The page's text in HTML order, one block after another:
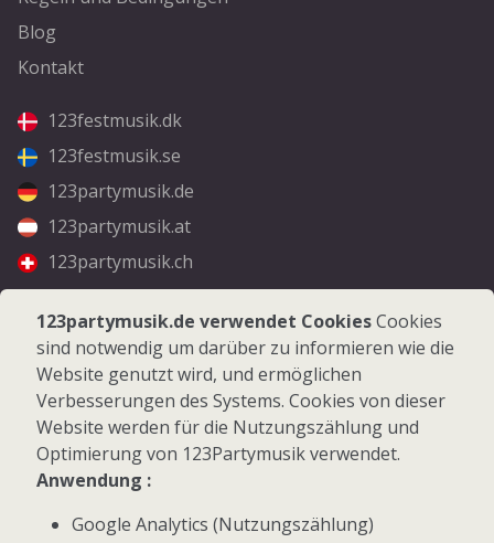
Blog
Kontakt
123festmusik.dk
123festmusik.se
123partymusik.de
123partymusik.at
123partymusik.ch
Folgen Sie uns
Facebook
Instagram
© 2026 123Partymusik.de - Alle Rechte vorbehalten
123partymusik.de verwendet CookiesCookies
sind notwendig um darüber zu informieren wie die
Website genutzt wird, und ermöglichen
Verbesserungen des Systems. Cookies von dieser
Website werden für die Nutzungszählung und
Optimierung von 123Partymusik verwendet.
Anwendung :
Google Analytics (Nutzungszählung)